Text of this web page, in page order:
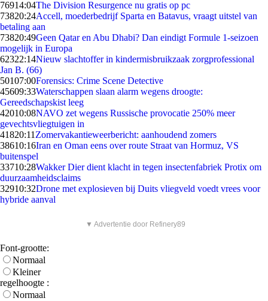
76914:04The Division Resurgence nu gratis op pc
73820:24Accell, moederbedrijf Sparta en Batavus, vraagt uitstel van
betaling aan
73820:49Geen Qatar en Abu Dhabi? Dan eindigt Formule 1-seizoen
mogelijk in Europa
62322:14Nieuw slachtoffer in kindermisbruikzaak zorgprofessional
Jan B. (66)
50107:00Forensics: Crime Scene Detective
45609:33Waterschappen slaan alarm wegens droogte:
Gereedschapskist leeg
42010:08NAVO zet wegens Russische provocatie 250% meer
gevechtsvliegtuigen in
41820:11 Zomervakantieweerbericht: aanhoudend zomers
38610:16Iran en Oman eens over route Straat van Hormuz, VS
buitenspel
33710:28Wakker Dier dient klacht in tegen insectenfabriek Protix om
duurzaamheidsclaims
32910:32Drone met explosieven bij Duits vliegveld voedt vrees voor
hybride aanval
▼ Advertentie door Refinery89
Font-grootte:
Normaal
Kleiner
regelhoogte :
Normaal